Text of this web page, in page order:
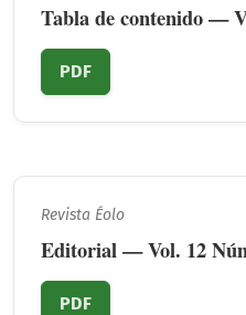
Tabla de contenido —
PDF
Revista Éolo
Editorial — Vol. 12
PDF